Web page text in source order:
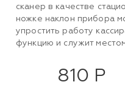
сканер в качестве
ножке наклон прибора
упростить работу
функцию и служит
810 Р